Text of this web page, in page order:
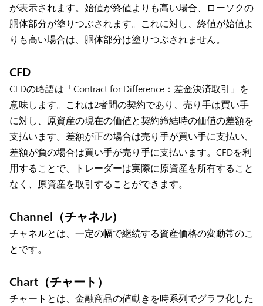
が表示されます。始値が終値よりも高い場合、ローソクの
胴体部分が塗りつぶされます。これに対し、終値が始値よ
りも高い場合は、胴体部分は塗りつぶされません。
CFD
CFDの略語は「Contract for Difference：差金決済取引」を
意味します。これは2者間の契約であり、売り手は買い手
に対し、原資産の現在の価値と契約締結時の価値の差額を
支払います。差額が正の場合は売り手が買い手に支払い、
差額が負の場合は買い手が売り手に支払います。CFDを利
用することで、トレーダーは実際に原資産を所有すること
なく、原資産を取引することができます。
Channel（チャネル）
チャネルとは、一定の幅で継続する資産価格の変動帯のこ
とです。
Chart（チャート）
チャートとは、金融商品の値動きを時系列でグラフ化した